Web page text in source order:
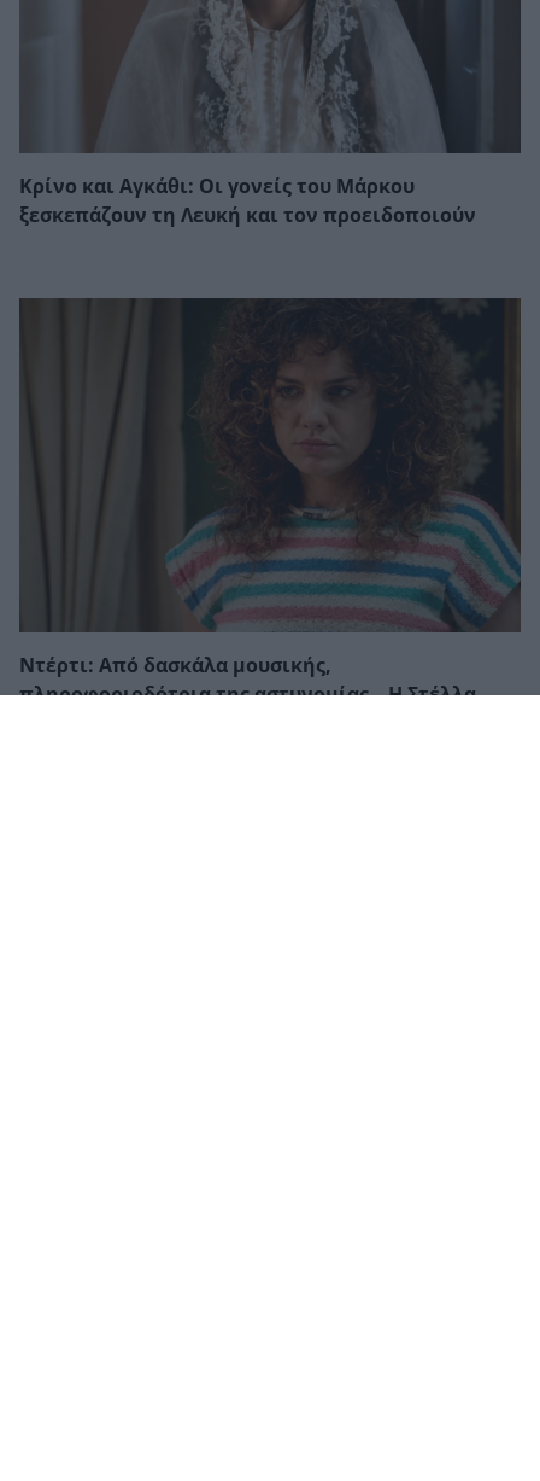
Κρίνο και Αγκάθι: Οι γονείς του Μάρκου
ξεσκεπάζουν τη Λευκή και τον προειδοποιούν
Ντέρτι: Από δασκάλα μουσικής,
πληροφοριοδότρια της αστυνομίας – Η Στέλλα